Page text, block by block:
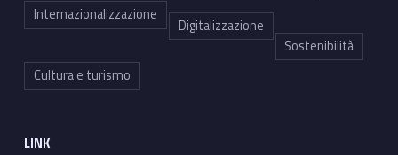
Internazionalizzazione
Digitalizzazione
Sostenibilità
Cultura e turismo
LINK